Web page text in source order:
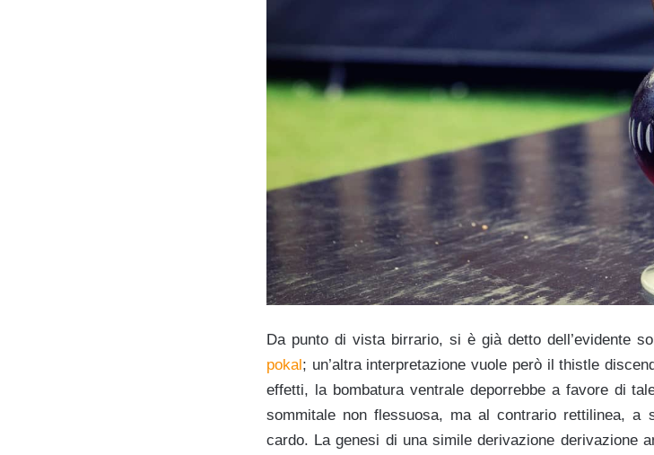
Da punto di vista birrario, si è già detto dell’evidente
pokal; un’altra interpretazione vuole però il thistle
effetti, la bombatura ventrale deporrebbe a favore di
sommitale non flessuosa, ma al contrario rettilinea,
cardo. La genesi di una simile derivazione derivazione